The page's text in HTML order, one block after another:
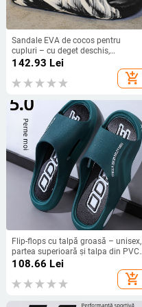
Sandale EVA de cocos pentru
cupluri – cu deget deschis,
antiderapante, talpă EVA groasă,
142.93 Lei
add_shopping_cart
Flip-flops cu talpă groasă – unisex,
partea superioară și talpa din PVC,
antiderapante, rezistente la miros,
talpă turnată prin injecție, stil
casual vară 2024 (Unisex; PVC
turnată; antiderapante; rezistente la
108.66 Lei
add_shopping_cart